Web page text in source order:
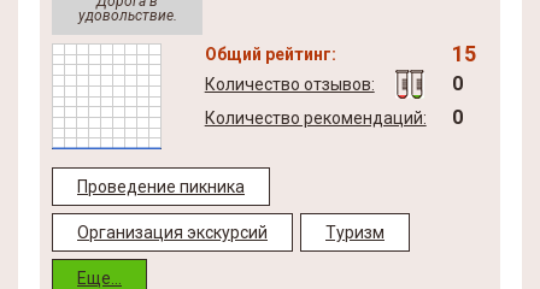
удовольствие.
Общий рейтинг: 15
Количество отзывов: 0
Количество рекомендаций: 0
Проведение пикника
Организация экскурсий Туризм
Еще...